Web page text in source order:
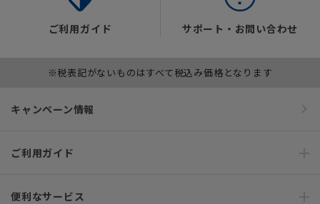
ご利用ガイド サポート・お問い合わせ
※税表記がないものはすべて税込み価格となります
キャンペーン情報
ご利用ガイド
便利なサービス